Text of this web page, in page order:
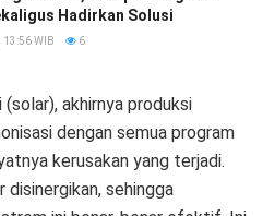
Hadirkan Solusi
13:56 WIB 6
akhirnya produksi
dengan semua program
kerusakan yang terjadi.
disinergikan, sehingga